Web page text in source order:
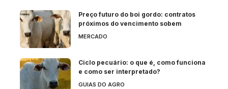
Preço futuro do boi gordo: contratos
próximos do vencimento sobem
MERCADO
Ciclo pecuário: o que é, como funciona
e como ser interpretado?
GUIAS DO AGRO